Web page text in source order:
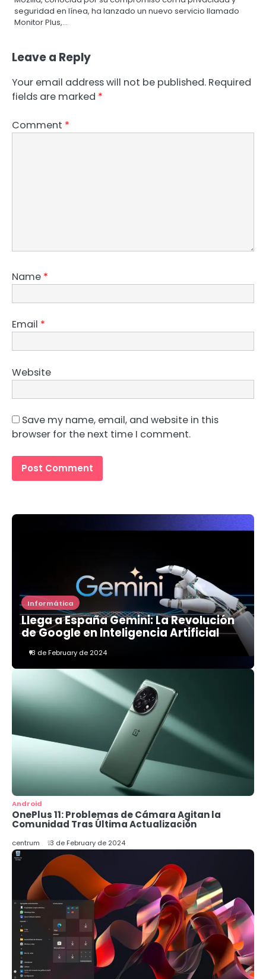
seguridad en línea, ha lanzado un nuevo servicio llamado
Monitor Plus,…
Leave a Reply
Your email address will not be published. Required
fields are marked *
Comment *
Name *
Email *
Website
Save my name, email, and website in this
browser for the next time I comment.
Informática
Llega a España Gemini: La Revolución
de Google en Inteligencia Artificial
13 de February de 2024
Android
OnePlus 11: Problemas de Cámara Agitan la
Comunidad Tras Última Actualización
centrum 13 de February de 2024
3
Alerta de Seguridad: Malware
RustDoor Apunta a Usuarios de
macOS
4
Nvidia Revoluciona el Chat IA con
RTX: Un Avance Local para
Usuarios de Windows
centrum
5
Llega a España Gemini: La
Revolución de Google en
Inteligencia Artificial